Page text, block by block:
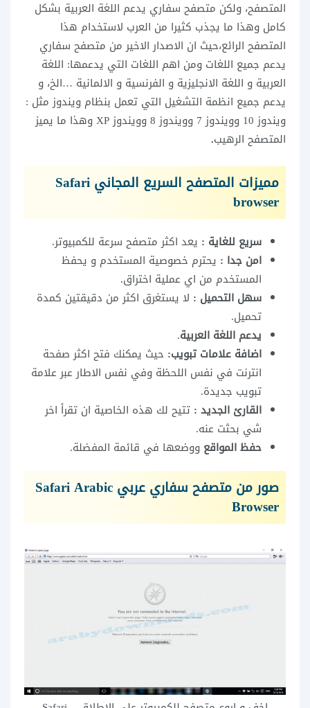
المتصفح، ولكن متصفح سفاري يدعم اللغة العربية بشكل
كامل وهذا ما يجذب كثيرا من العرب لاستخدام هذا
المتصفح الرائع،حيث ان الاصدار الاخير من متصفح سفاري
يدعم جميع اللغات ومن اهم اللغات التي يدعمها: اللغة
العربية و اللغة الانجليزية و الفرنسية و الالمانية …الخ، و
يدعم جميع انظمة التشغيل التي تعمل بنظام ويندوز مثل :
ويندوز 10 وويندوز 7 وويندوز 8 وويندوز XP وهذا ما يميز
المتصفح الرهيب.
مميزات المتصفح السريع المجاني Safari
browser
سريع للغاية : يعد اكثر متصفح سرعة للكمبيوتر.
امن جدا : يحترم خصوصية المستخدم و يحفظ
المستخدم من اي عملية اختراق.
سهل التحميل : لا يستغرق اكثر من دقيقتين كمدة
تحميل.
يدعم اللغة العربية.
اضافة علامات تبويب: حيث يمكنك فتح اكثر صفحة
انترنت في نفس اللحظة وفي نفس الاطار عبر علامة
تبويب جديدة.
القارئ الجديد : تتيح لك هذه الخاصية ان تقرأ اخر
شي بحثت عنه.
حفظ المواقع ووضعها في قائمة المفضلة.
صور من متصفح سفاري عربي Safari Arabic
Browser